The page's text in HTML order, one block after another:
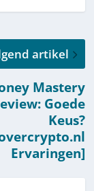
artikel
Mastery
Goede
Keus?
Ervaringen]